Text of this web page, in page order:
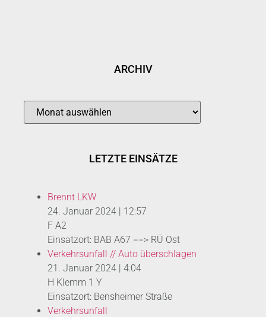
ARCHIV
LETZTE EINSÄTZE
Brennt LKW
24. Januar 2024 | 12:57
F A2
Einsatzort: BAB A67 ==> RÜ Ost
Verkehrsunfall // Auto überschlagen
21. Januar 2024 | 4:04
H Klemm 1 Y
Einsatzort: Bensheimer Straße
Verkehrsunfall